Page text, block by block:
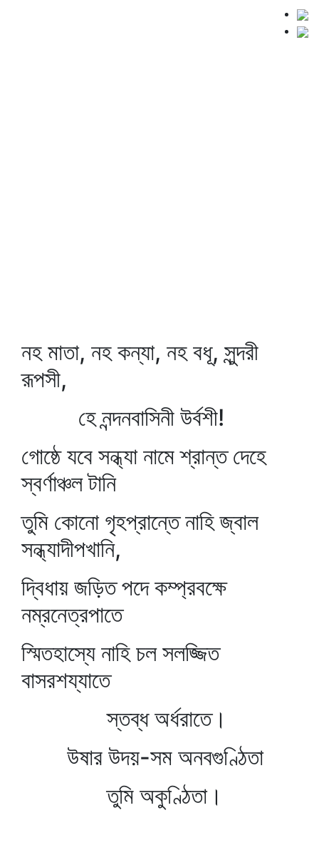
নহ মাতা, নহ কন্যা, নহ বধূ, সুন্দরী
রূপসী,
হে নন্দনবাসিনী উর্বশী!
গোষ্ঠে যবে সন্ধ্যা নামে শ্রান্ত দেহে
স্বর্ণাঞ্চল টানি
তুমি কোনো গৃহপ্রান্তে নাহি জ্বাল
সন্ধ্যাদীপখানি,
দ্বিধায় জড়িত পদে কম্প্রবক্ষে
নম্রনেত্রপাতে
স্মিতহাস্যে নাহি চল সলজ্জিত
বাসরশয্যাতে
স্তব্ধ অর্ধরাতে।
উষার উদয়-সম অনবগুণ্ঠিতা
তুমি অকুণ্ঠিতা।